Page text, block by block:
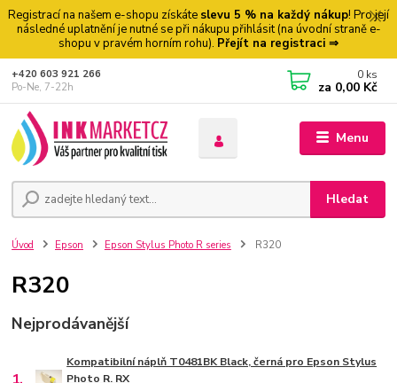
Registrací na našem e-shopu získáte slevu 5 % na každý nákup! Pro její
následné uplatnění je nutné se při nákupu přihlásit (na úvodní straně e-
shopu v pravém horním rohu). Přejít na registraci ⇒
Menu
Hledat
+420 603 921 266
Po-Ne, 7-22h
0 ks
za 0,00 Kč
Úvod Epson Epson Stylus Photo R series R320
R320
Nejprodávanější
Kompatibilní náplň T0481BK Black, černá pro Epson Stylus
Photo R. RX